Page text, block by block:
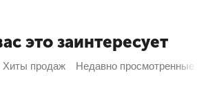
это заинтересует
Хиты продаж Недавно просмотренные